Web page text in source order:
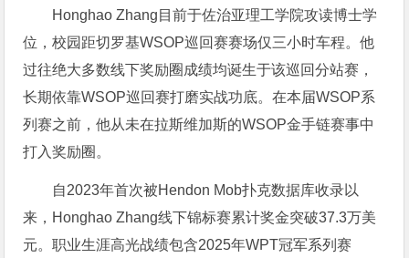
Honghao Zhang目前于佐治亚理工学院攻读博士学
位，校园距切罗基WSOP巡回赛赛场仅三小时车程。他
过往绝大多数线下奖励圈成绩均诞生于该巡回分站赛，
长期依靠WSOP巡回赛打磨实战功底。在本届WSOP系
列赛之前，他从未在拉斯维加斯的WSOP金手链赛事中
打入奖励圈。
自2023年首次被Hendon Mob扑克数据库收录以
来，Honghao Zhang线下锦标赛累计奖金突破37.3万美
元。职业生涯高光战绩包含2025年WPT冠军系列赛